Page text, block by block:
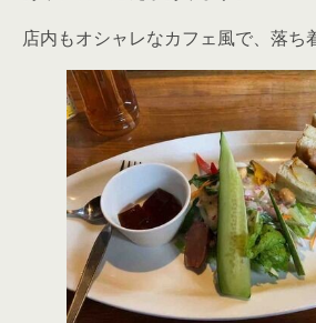
店内もオシャレなカフェ風で、落ち